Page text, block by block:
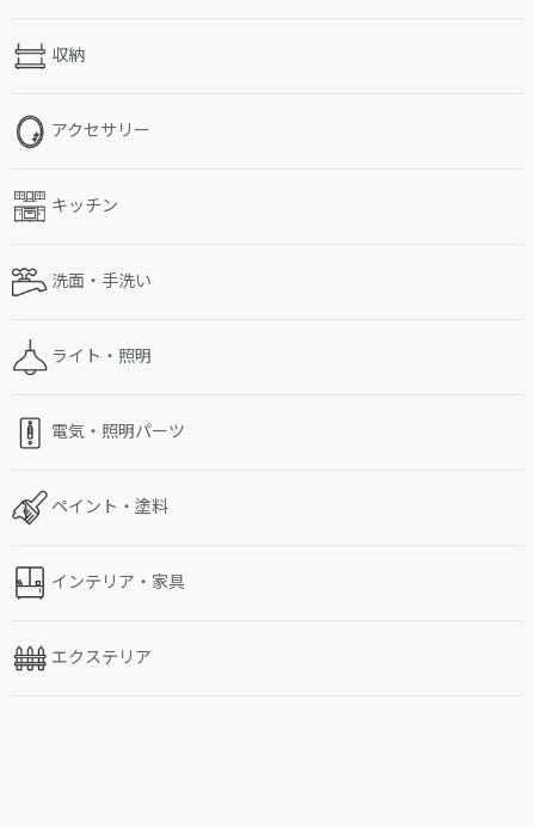
収納
アクセサリー
キッチン
洗面・手洗い
ライト・照明
電気・照明パーツ
ペイント・塗料
インテリア・家具
エクステリア